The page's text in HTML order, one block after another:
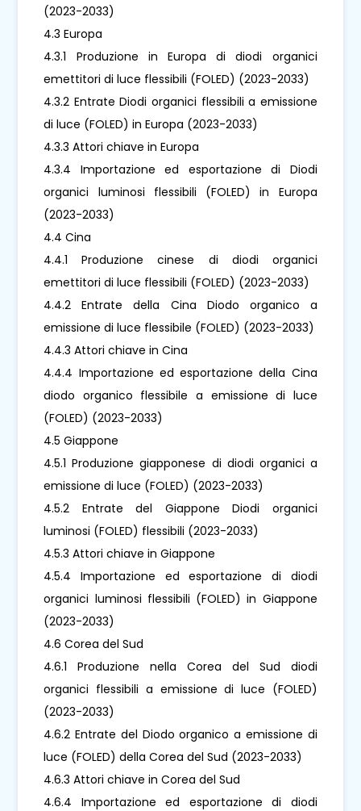
(2023-2033)
4.3 Europa
4.3.1 Produzione in Europa di diodi organici
emettitori di luce flessibili (FOLED) (2023-2033)
4.3.2 Entrate Diodi organici flessibili a emissione
di luce (FOLED) in Europa (2023-2033)
4.3.3 Attori chiave in Europa
4.3.4 Importazione ed esportazione di Diodi
organici luminosi flessibili (FOLED) in Europa
(2023-2033)
4.4 Cina
4.4.1 Produzione cinese di diodi organici
emettitori di luce flessibili (FOLED) (2023-2033)
4.4.2 Entrate della Cina Diodo organico a
emissione di luce flessibile (FOLED) (2023-2033)
4.4.3 Attori chiave in Cina
4.4.4 Importazione ed esportazione della Cina
diodo organico flessibile a emissione di luce
(FOLED) (2023-2033)
4.5 Giappone
4.5.1 Produzione giapponese di diodi organici a
emissione di luce (FOLED) (2023-2033)
4.5.2 Entrate del Giappone Diodi organici
luminosi (FOLED) flessibili (2023-2033)
4.5.3 Attori chiave in Giappone
4.5.4 Importazione ed esportazione di diodi
organici luminosi flessibili (FOLED) in Giappone
(2023-2033)
4.6 Corea del Sud
4.6.1 Produzione nella Corea del Sud diodi
organici flessibili a emissione di luce (FOLED)
(2023-2033)
4.6.2 Entrate del Diodo organico a emissione di
luce (FOLED) della Corea del Sud (2023-2033)
4.6.3 Attori chiave in Corea del Sud
4.6.4 Importazione ed esportazione di diodi